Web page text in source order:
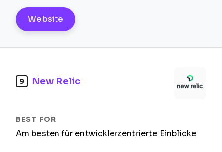
Website
9 New Relic
Am besten für entwicklerzentrierte Einblicke